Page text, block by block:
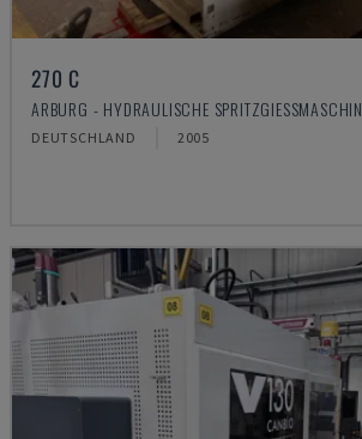
270 C
ARBURG - HYDRAULISCHE SPRITZGIESSMASCHINE
DEUTSCHLAND 2005